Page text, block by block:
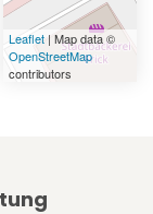
Leaflet| Map data ©
OpenStreetMap
contributors